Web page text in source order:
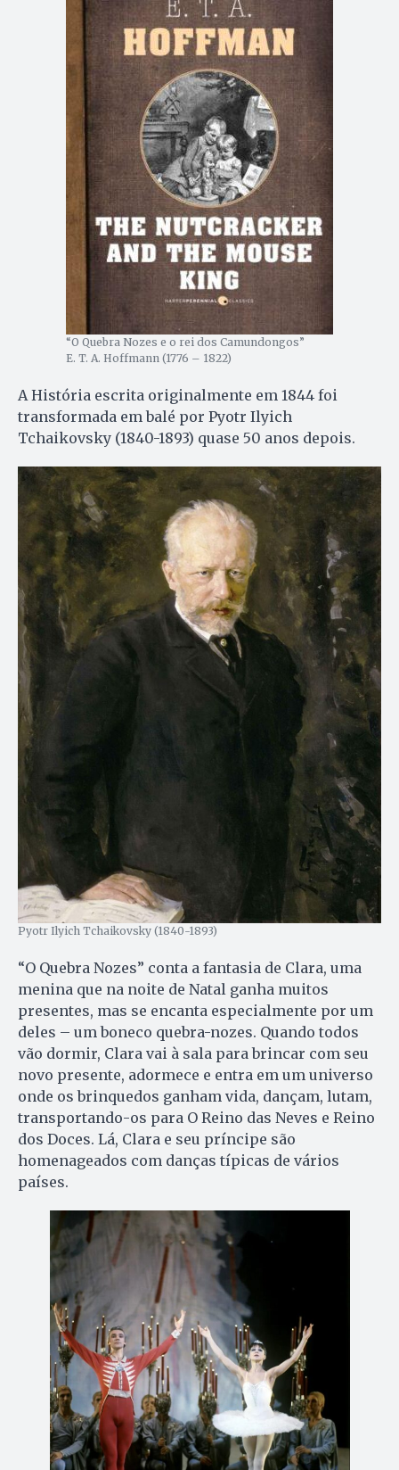
“O Quebra Nozes e o rei dos Camundongos”
E. T. A. Hoffmann (1776 – 1822)
A História escrita originalmente em 1844 foi
transformada em balé por Pyotr Ilyich
Tchaikovsky (1840-1893) quase 50 anos depois.
Pyotr Ilyich Tchaikovsky (1840-1893)
“O Quebra Nozes” conta a fantasia de Clara, uma
menina que na noite de Natal ganha muitos
presentes, mas se encanta especialmente por um
deles – um boneco quebra-nozes. Quando todos
vão dormir, Clara vai à sala para brincar com seu
novo presente, adormece e entra em um universo
onde os brinquedos ganham vida, dançam, lutam,
transportando-os para O Reino das Neves e Reino
dos Doces. Lá, Clara e seu príncipe são
homenageados com danças típicas de vários
países.